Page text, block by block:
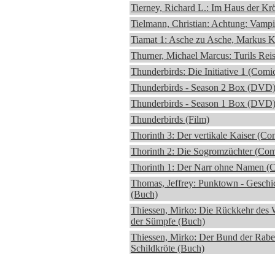
Tierney, Richard L.: Im Haus der
Tielmann, Christian: Achtung:
Tiamat 1: Asche zu Asche, Markus
Thurner, Michael Marcus: Turils
Thunderbirds: Die Initiative 1
Thunderbirds - Season 2 Box (DVD)
Thunderbirds - Season 1 Box (DVD)
Thunderbirds (Film)
Thorinth 3: Der vertikale Kaiser
Thorinth 2: Die Sogromzüchter
Thorinth 1: Der Narr ohne Namen
Thomas, Jeffrey: Punktown -
(Buch)
Thiessen, Mirko: Die Rückkehr des
der Sümpfe (Buch)
Thiessen, Mirko: Der Bund der
Schildkröte (Buch)